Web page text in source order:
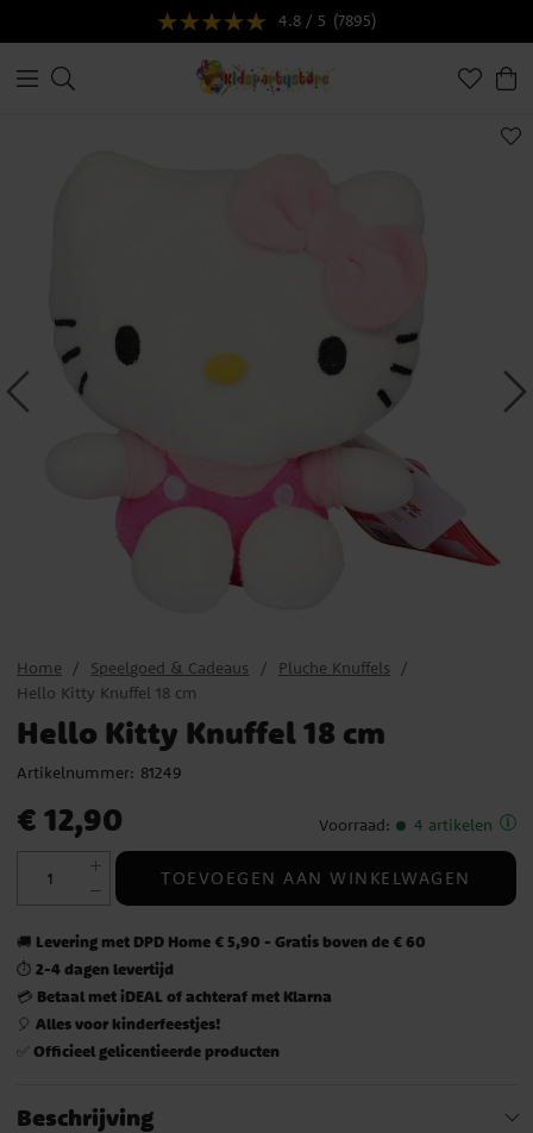
4.8 / 5 (7895)
Home Speelgoed & Cadeaus
Pluche Knuffels
Hello Kitty Knuffel 18 cm
Hello Kitty Knuffel 18 cm
Artikelnummer: 81249
Prijs:€ 12,90
€ 12,90 Voorraad: 4 artikelen
TOEVOEGEN AAN WINKELWAGEN
🚚 Levering met DPD Home € 5,90 - Gratis boven de € 60
⏱️ 2-4 dagen levertijd
💳 Betaal met iDEAL of achteraf met Klarna
🎈 Alles voor kinderfeestjes!
✅ Officieel gelicentieerde producten
Beschrijving